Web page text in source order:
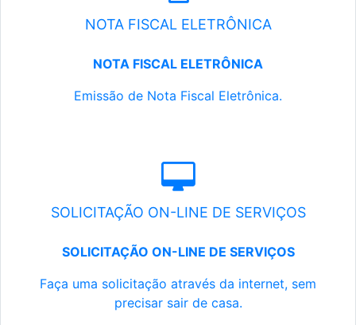
NOTA FISCAL ELETRÔNICA
NOTA FISCAL ELETRÔNICA
Emissão de Nota Fiscal Eletrônica.
SOLICITAÇÃO ON-LINE DE SERVIÇOS
SOLICITAÇÃO ON-LINE DE SERVIÇOS
Faça uma solicitação através da internet, sem
precisar sair de casa.